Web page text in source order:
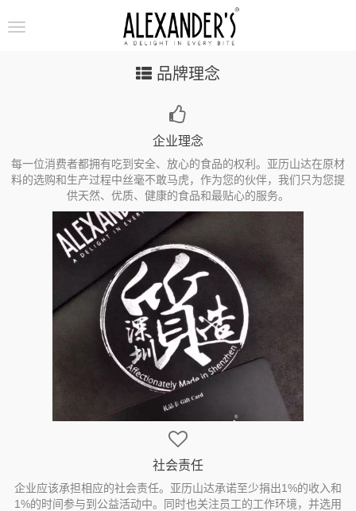
导
品牌理念
企业理念
每一位消费者都拥有吃到安全、放心的食品的权利。亚历山达在原材
料的选购和生产过程中丝毫不敢马虎，作为您的伙伴，我们只为您提
供天然、优质、健康的食品和最贴心的服务。
社会责任
企业应该承担相应的社会责任。亚历山达承诺至少捐出1%的收入和
1%的时间参与到公益活动中。同时也关注员工的工作环境，并选用